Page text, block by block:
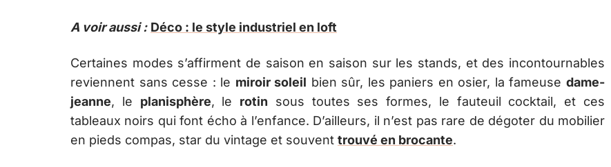
A voir aussi : Déco : le style industriel en loft
Certaines modes s’affirment de saison en saison sur les stands, et des incontournables
reviennent sans cesse : le miroir soleil bien sûr, les paniers en osier, la fameusedame-
jeanne, le planisphère, le rotin sous toutes ses formes, le fauteuil cocktail, et ces
tableaux noirs qui font écho à l’enfance. D’ailleurs, il n’est pas rare de dégoter du mobilier
en pieds compas, star du vintage et souvent trouvé en brocante.